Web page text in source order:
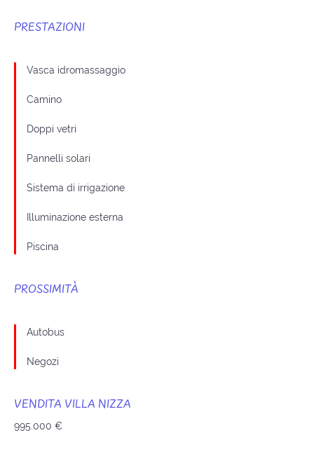
PRESTAZIONI
Vasca idromassaggio
Camino
Doppi vetri
Pannelli solari
Sistema di irrigazione
Illuminazione esterna
Piscina
PROSSIMITÀ
Autobus
Negozi
VENDITA VILLA NIZZA
995.000 €